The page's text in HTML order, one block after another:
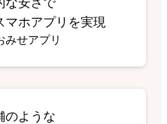
マホアプリを実現
みせアプリ
のような